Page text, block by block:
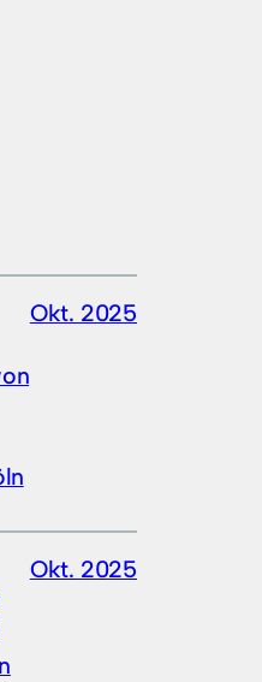
Okt. 2025
Okt. 2025